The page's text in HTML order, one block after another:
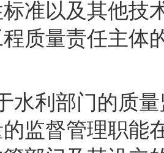
准以及其他技
质量责任主体
水利部门的质
监督管理职能